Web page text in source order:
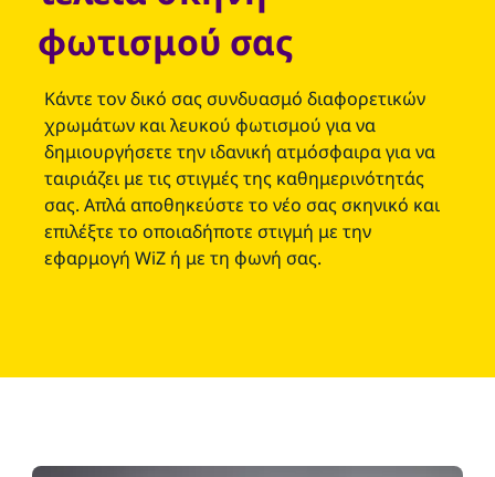
φωτισμού σας
Κάντε τον δικό σας συνδυασμό διαφορετικών
χρωμάτων και λευκού φωτισμού για να
δημιουργήσετε την ιδανική ατμόσφαιρα για να
ταιριάζει με τις στιγμές της καθημερινότητάς
σας. Απλά αποθηκεύστε το νέο σας σκηνικό και
επιλέξτε το οποιαδήποτε στιγμή με την
εφαρμογή WiZ ή με τη φωνή σας.